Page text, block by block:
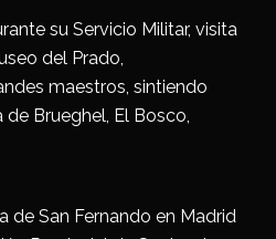
su Servicio Militar, visita
del Prado,
maestros, sintiendo
Brueghel, El Bosco,
de San Fernando en Madrid